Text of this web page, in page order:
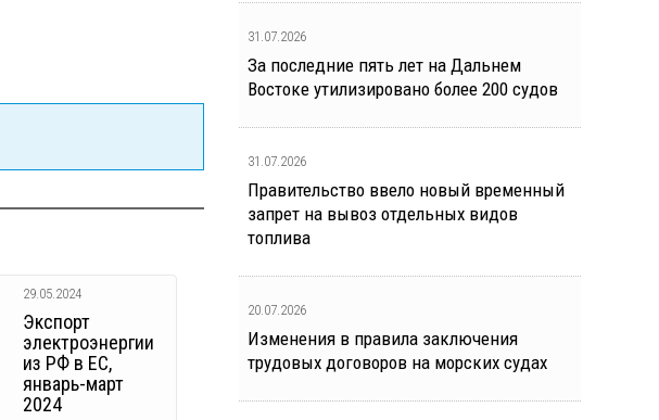
29.05.2024
Экспорт
электроэнергии
из РФ в ЕС,
январь-март
2024
31.07.2026
За последние пять лет на Дальнем
Востоке утилизировано более 200 судов
31.07.2026
Правительство ввело новый временный
запрет на вывоз отдельных видов
топлива
20.07.2026
Изменения в правила заключения
трудовых договоров на морских судах